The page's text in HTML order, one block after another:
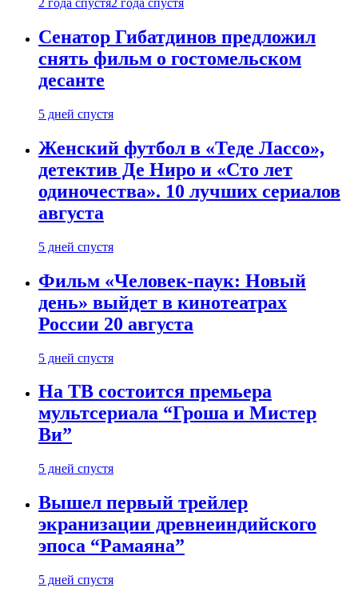
2 года спустя2 года спустя
Сенатор Гибатдинов предложил
снять фильм о гостомельском
десанте
5 дней спустя
Женский футбол в «Теде Лассо»,
детектив Де Ниро и «Сто лет
одиночества». 10 лучших сериалов
августа
5 дней спустя
Фильм «Человек-паук: Новый
день» выйдет в кинотеатрах
России 20 августа
5 дней спустя
На ТВ состоится премьера
мультсериала “Гроша и Мистер
Ви”
5 дней спустя
Вышел первый трейлер
экранизации древнеиндийского
эпоса “Рамаяна”
5 дней спустя